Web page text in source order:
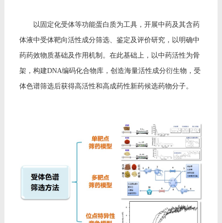
以固定化受体等功能蛋白质为工具，开展中药及其含药
体液中受体靶向活性成分筛选、鉴定及评价研究，以明确中
药药效物质基础及作用机制。在此基础上，以中药活性为骨
架，构建DNA编码化合物库，创造海量活性成分衍生物，受
体色谱筛选后获得高活性和高成药性新药候选药物分子。